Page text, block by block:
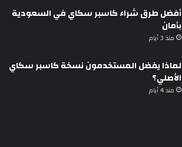
أفضل طرق شراء كاسبر سكاي في السعودية
بأمان
منذ 3 أيام
لماذا يفضل المستخدمون نسخة كاسبر سكاي
الأصلي؟
منذ 4 أيام